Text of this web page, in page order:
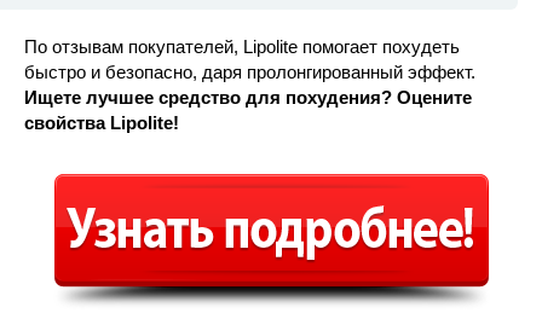
По отзывам покупателей, Lipolite помогает похудеть
быстро и безопасно, даря пролонгированный эффект.
Ищете лучшее средство для похудения? Оцените
свойства Lipolite!